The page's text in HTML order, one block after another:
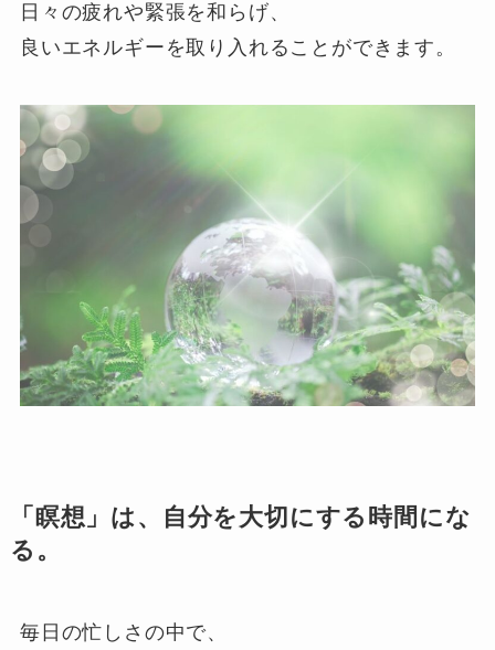
日々の疲れや緊張を和らげ、
良いエネルギーを取り入れることができます。
「瞑想」は、自分を大切にする時間にな
る。
毎日の忙しさの中で、